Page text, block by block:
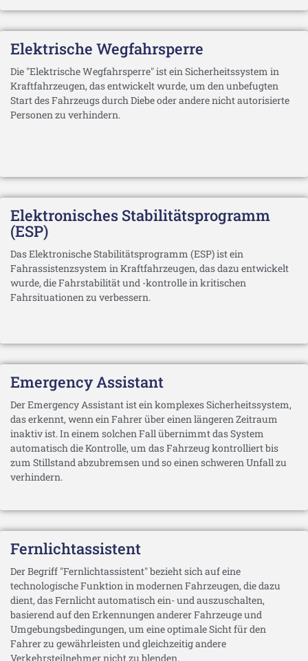
Elektrische Wegfahrsperre
Die "Elektrische Wegfahrsperre" ist ein Sicherheitssystem in
Kraftfahrzeugen, das entwickelt wurde, um den unbefugten
Start des Fahrzeugs durch Diebe oder andere nicht autorisierte
Personen zu verhindern.
Elektronisches Stabilitätsprogramm
(ESP)
Das Elektronische Stabilitätsprogramm (ESP) ist ein
Fahrassistenzsystem in Kraftfahrzeugen, das dazu entwickelt
wurde, die Fahrstabilität und -kontrolle in kritischen
Fahrsituationen zu verbessern.
Emergency Assistant
Der Emergency Assistant ist ein komplexes Sicherheitssystem,
das erkennt, wenn ein Fahrer über einen längeren Zeitraum
inaktiv ist. In einem solchen Fall übernimmt das System
automatisch die Kontrolle, um das Fahrzeug kontrolliert bis
zum Stillstand abzubremsen und so einen schweren Unfall zu
verhindern.
Fernlichtassistent
Der Begriff "Fernlichtassistent" bezieht sich auf eine
technologische Funktion in modernen Fahrzeugen, die dazu
dient, das Fernlicht automatisch ein- und auszuschalten,
basierend auf den Erkennungen anderer Fahrzeuge und
Umgebungsbedingungen, um eine optimale Sicht für den
Fahrer zu gewährleisten und gleichzeitig andere
Verkehrsteilnehmer nicht zu blenden.